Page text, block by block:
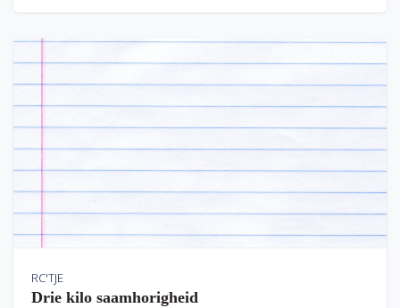
RC'TJE
Drie kilo saamhorigheid